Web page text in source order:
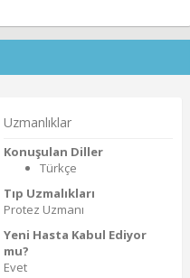
Uzmanlıklar
Konuşulan Diller
Türkçe
Tıp Uzmalıkları
Protez Uzmanı
Yeni Hasta Kabul Ediyor
mu?
Evet